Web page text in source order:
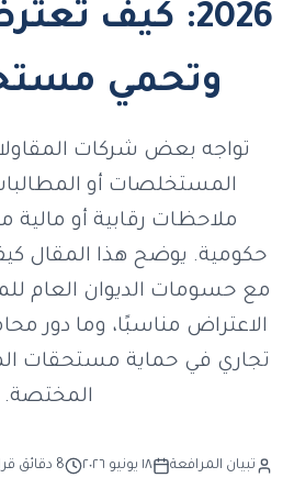
2026: كيف
وتحمي
تواجه بعض شركات
المستخلصات أو
ملاحظات رقابية أو مالية
حكومية. يوضح هذا المقال
مع حسومات الديوان العام
الاعتراض مناسبًا، وما دور
تجاري في حماية مستحقات
المختصة.
تبيان المرافعة ١٨ يونيو ٢٠٢٦ 8 دقائق